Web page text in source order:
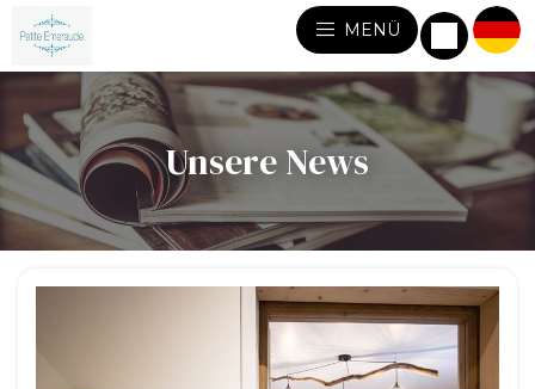
MENÜ
Unsere News